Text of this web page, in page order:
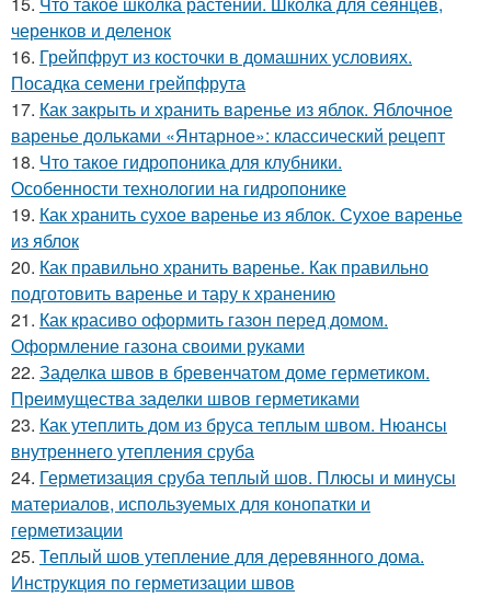
черенков и деленок
16. Грейпфрут из косточки в домашних условиях.
Посадка семени грейпфрута
17. Как закрыть и хранить варенье из яблок. Яблочное
варенье дольками «Янтарное»: классический рецепт
18. Что такое гидропоника для клубники.
Особенности технологии на гидропонике
19. Как хранить сухое варенье из яблок. Сухое варенье
из яблок
20. Как правильно хранить варенье. Как правильно
подготовить варенье и тару к хранению
21. Как красиво оформить газон перед домом.
Оформление газона своими руками
22. Заделка швов в бревенчатом доме герметиком.
Преимущества заделки швов герметиками
23. Как утеплить дом из бруса теплым швом. Нюансы
внутреннего утепления сруба
24. Герметизация сруба теплый шов. Плюсы и минусы
материалов, используемых для конопатки и
герметизации
25. Теплый шов утепление для деревянного дома.
Инструкция по герметизации швов